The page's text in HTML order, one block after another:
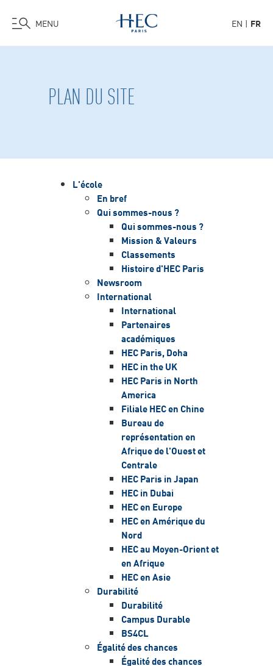
MENU EN FR
PLAN DU SITE
L'école
En bref
Qui sommes-nous ?
Qui sommes-nous ?
Mission & Valeurs
Classements
Histoire d'HEC Paris
Newsroom
International
International
Partenaires
académiques
HEC Paris, Doha
HEC in the UK
HEC Paris in North
America
Filiale HEC en Chine
Bureau de
représentation en
Afrique de l'Ouest et
Centrale
HEC Paris in Japan
HEC in Dubai
HEC en Europe
HEC en Amérique du
Nord
HEC au Moyen-Orient et
en Afrique
HEC en Asie
Durabilité
Durabilité
Campus Durable
BS4CL
Égalité des chances
Égalité des chances